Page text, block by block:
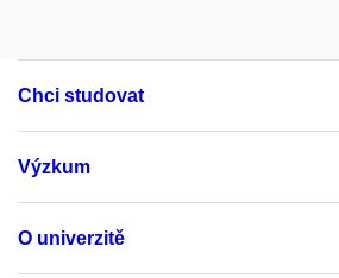
Chci studovat
Výzkum
O univerzitě